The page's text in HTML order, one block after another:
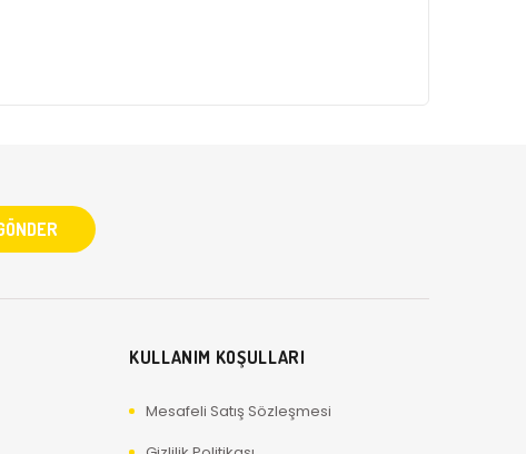
KULLANIM KOŞULLARI
Mesafeli Satış Sözleşmesi